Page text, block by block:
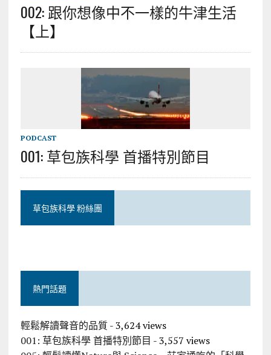
002: 跟你想像中不一樣的牛津生活
【上】
PODCAST
001: 草包族科學 首播特別節目
草包族科學 粉絲團
熱門話題
輕鬆解讀聲音的品質- 3,624 views
001: 草包族科學 首播特別節目 - 3,557 views